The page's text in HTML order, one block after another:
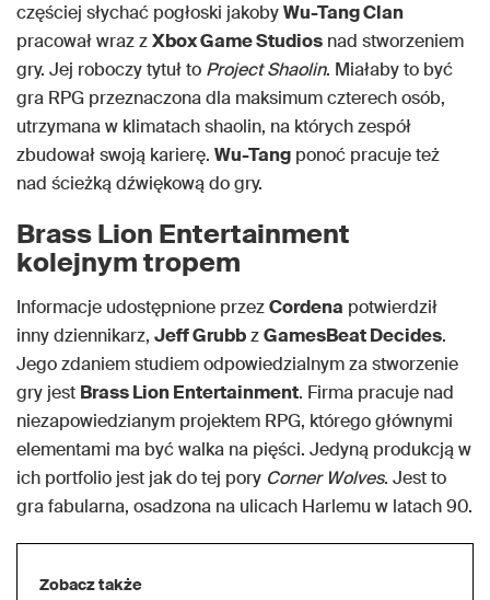
częściej słychać pogłoski jakobyWu-Tang Clan
pracował wraz zXbox Game Studios nad stworzeniem
gry. Jej roboczy tytuł to Project Shaolin. Miałaby to być
gra RPG przeznaczona dla maksimum czterech osób,
utrzymana w klimatach shaolin, na których zespół
zbudował swoją karierę. Wu-Tang ponoć pracuje też
nad ścieżką dźwiękową do gry.
Brass Lion Entertainment
kolejnym tropem
Informacje udostępnione przezCordena potwierdził
inny dziennikarz, Jeff GrubbzGamesBeat Decides.
Jego zdaniem studiem odpowiedzialnym za stworzenie
gry jest Brass Lion Entertainment. Firma pracuje nad
niezapowiedzianym projektem RPG, którego głównymi
elementami ma być walka na pięści. Jedyną produkcją w
ich portfolio jest jak do tej pory Corner Wolves. Jest to
gra fabularna, osadzona na ulicach Harlemu w latach 90.
Zobacz także